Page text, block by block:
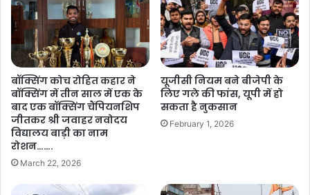
बॉक्सिंग कोच रोहित कहार ने
बॉक्सिंग में तीन साल में एक के
बाद एक बॉक्सिंग चैंपियनशिप
जीतकर श्री जवाहर नवोदय
विद्यालय बाड़ी का नाम
रोशन…….
March 22, 2026
यूजीसी नियम बने बीजेपी के
लिए गले की फांस, यूपी में हो
सकता है नुकसान
February 1, 2026